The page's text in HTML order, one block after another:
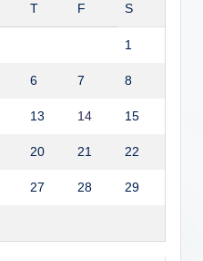
T F S
1
6 7 8
13 14 15
20 21 22
27 28 29